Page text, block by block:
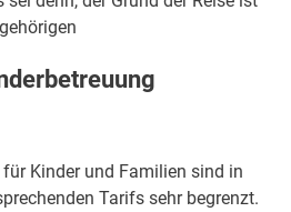
für Kinder und Familien sind in
Tarifs sehr begrenzt.